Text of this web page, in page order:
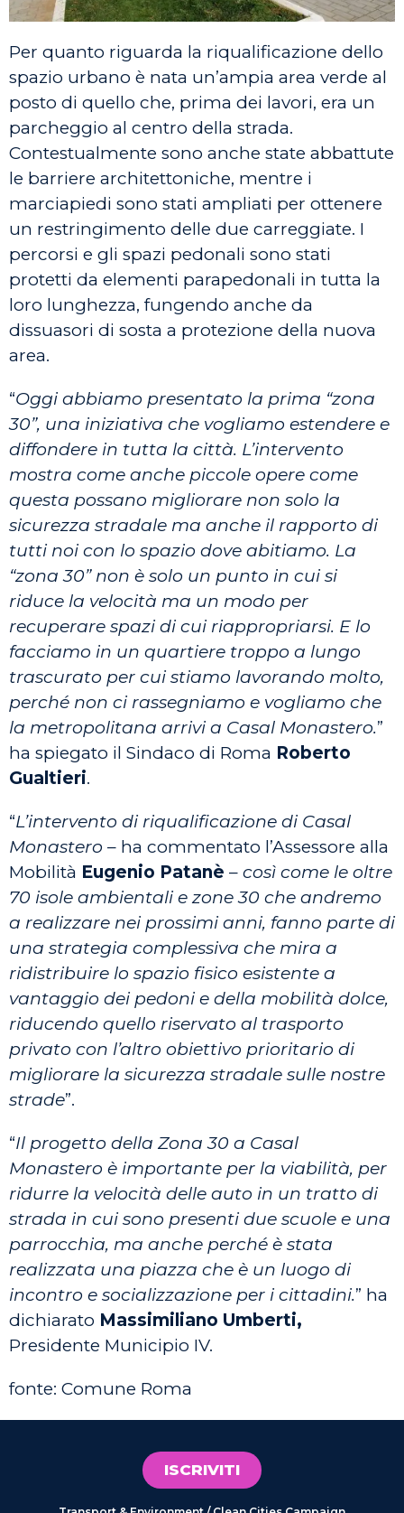
Per quanto riguarda la riqualificazione dello
spazio urbano è nata un’ampia area verde al
posto di quello che, prima dei lavori, era un
parcheggio al centro della strada.
Contestualmente sono anche state abbattute
le barriere architettoniche, mentre i
marciapiedi sono stati ampliati per ottenere
un restringimento delle due carreggiate. I
percorsi e gli spazi pedonali sono stati
protetti da elementi parapedonali in tutta la
loro lunghezza, fungendo anche da
dissuasori di sosta a protezione della nuova
area.
“Oggi abbiamo presentato la prima “zona
30”, una iniziativa che vogliamo estendere e
diffondere in tutta la città. L’intervento
mostra come anche piccole opere come
questa possano migliorare non solo la
sicurezza stradale ma anche il rapporto di
tutti noi con lo spazio dove abitiamo. La
“zona 30” non è solo un punto in cui si
riduce la velocità ma un modo per
recuperare spazi di cui riappropriarsi. E lo
facciamo in un quartiere troppo a lungo
trascurato per cui stiamo lavorando molto,
perché non ci rassegniamo e vogliamo che
la metropolitana arrivi a Casal Monastero.”
ha spiegato il Sindaco di Roma Roberto
Gualtieri.
“L’intervento di riqualificazione di Casal
Monastero – ha commentato l’Assessore alla
Mobilità Eugenio Patanè – così come le oltre
70 isole ambientali e zone 30 che andremo
a realizzare nei prossimi anni, fanno parte di
una strategia complessiva che mira a
ridistribuire lo spazio fisico esistente a
vantaggio dei pedoni e della mobilità dolce,
riducendo quello riservato al trasporto
privato con l’altro obiettivo prioritario di
migliorare la sicurezza stradale sulle nostre
strade”.
“Il progetto della Zona 30 a Casal
Monastero è importante per la viabilità, per
ridurre la velocità delle auto in un tratto di
strada in cui sono presenti due scuole e una
parrocchia, ma anche perché è stata
realizzata una piazza che è un luogo di
incontro e socializzazione per i cittadini.” ha
dichiarato Massimiliano Umberti,
Presidente Municipio IV.
fonte: Comune Roma
ISCRIVITI